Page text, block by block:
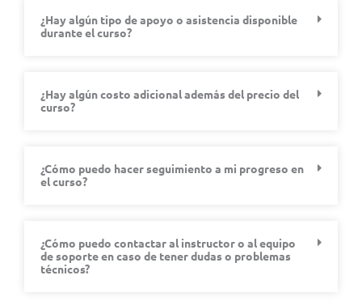
¿Hay algún tipo de apoyo o asistencia disponible
durante el curso?
¿Hay algún costo adicional además del precio del
curso?
¿Cómo puedo hacer seguimiento a mi progreso en
el curso?
¿Cómo puedo contactar al instructor o al equipo
de soporte en caso de tener dudas o problemas
técnicos?